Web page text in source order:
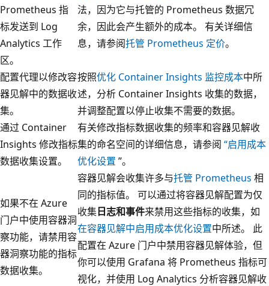
Prometheus 指
标发送到 Log
Analytics 工作
区。
法，因为它与托管的 Prometheus 数据冗
余，因此会产生额外的成本。 有关详细信
息，请参阅托管 Prometheus 定价。
配置代理以修改容
器见解中的数据收
集。
按照优化 Container Insights 监控成本中所
述，分析 Container Insights 收集的数据，
并调整配置以停止收集不需要的数据。
通过 Container
Insights 修改指标
数据收集设置。
有关修改指标数据收集的频率和容器见解收
集的命名空间的详细信息，请参阅 “启用成本
优化设置 ”。
如果不在 Azure
门户中使用容器洞
察功能，请禁用容
器洞察功能的指标
数据收集。
容器见解会收集许多与托管 Prometheus 相
同的指标值。 可以通过将容器见解配置为仅
收集日志和事件来禁用这些指标的收集，如
在容器见解中启用成本优化设置中所述。 此
配置在 Azure 门户中禁用容器见解体验，但
你可以使用 Grafana 将 Prometheus 指标可
视化，并使用 Log Analytics 分析容器见解收